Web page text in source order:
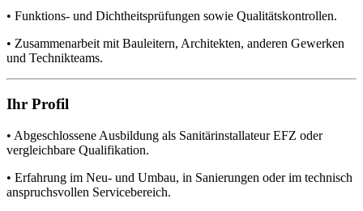
• Funktions- und Dichtheitsprüfungen sowie Qualitätskontrollen.
• Zusammenarbeit mit Bauleitern, Architekten, anderen Gewerken
und Technikteams.
Ihr Profil
• Abgeschlossene Ausbildung als Sanitärinstallateur EFZ oder
vergleichbare Qualifikation.
• Erfahrung im Neu- und Umbau, in Sanierungen oder im technisch
anspruchsvollen Servicebereich.